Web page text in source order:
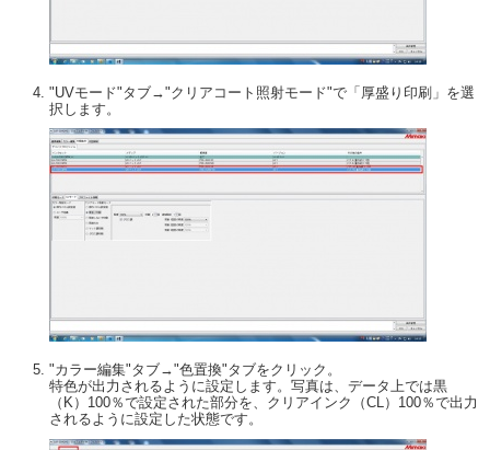
"UVモード"タブ→"クリアコート照射モード"で「厚盛り印刷」を選
択します。
"カラー編集"タブ→"色置換"タブをクリック。
特色が出力されるように設定します。写真は、データ上では黒
（K）100％で設定された部分を、クリアインク（CL）100％で出力
されるように設定した状態です。